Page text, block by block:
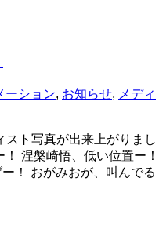
ーション, お知らせ, メディ
ト写真が出来上がりまし
涅槃崎悟、低い位置ー！
！ おがみおが、叫んでる